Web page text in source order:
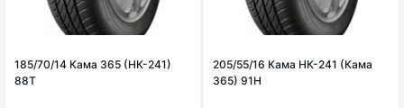
185/70/14 Кама 365 (НК-241)
88T
205/55/16 Кама НК-241 (Кама
365) 91H